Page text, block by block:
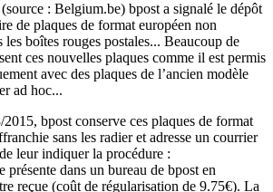
(source : Belgium.be) bpost a signalé le dépôt
de plaques de format européen non
les boîtes rouges postales... Beaucoup de
ces nouvelles plaques comme il est permis
avec des plaques de l’ancien modèle
ad hoc...
bpost conserve ces plaques de format
sans les radier et adresse un courrier
leur indiquer la procédure :
présente dans un bureau de bpost en
reçue (coût de régularisation de 9.75€). La